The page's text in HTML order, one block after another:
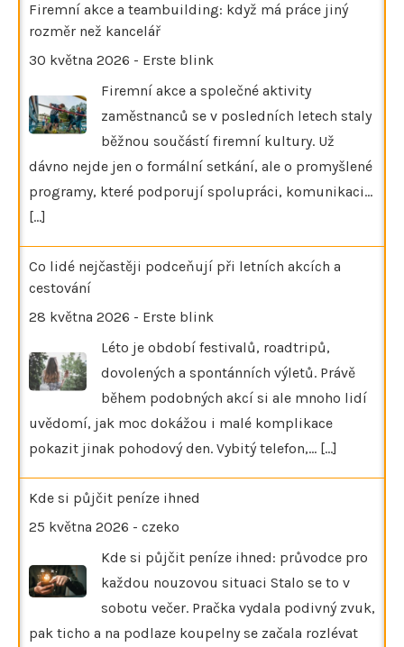
Firemní akce a teambuilding: když má práce jiný
rozměr než kancelář
30 května 2026 - Erste blink
Firemní akce a společné aktivity
zaměstnanců se v posledních letech staly
běžnou součástí firemní kultury. Už
dávno nejde jen o formální setkání, ale o promyšlené
programy, které podporují spolupráci, komunikaci…
[...]
Co lidé nejčastěji podceňují při letních akcích a
cestování
28 května 2026 - Erste blink
Léto je období festivalů, roadtripů,
dovolených a spontánních výletů. Právě
během podobných akcí si ale mnoho lidí
uvědomí, jak moc dokážou i malé komplikace
pokazit jinak pohodový den. Vybitý telefon,… [...]
Kde si půjčit peníze ihned
25 května 2026 - czeko
Kde si půjčit peníze ihned: průvodce pro
každou nouzovou situaci Stalo se to v
sobotu večer. Pračka vydala podivný zvuk,
pak ticho a na podlaze koupelny se začala rozlévat